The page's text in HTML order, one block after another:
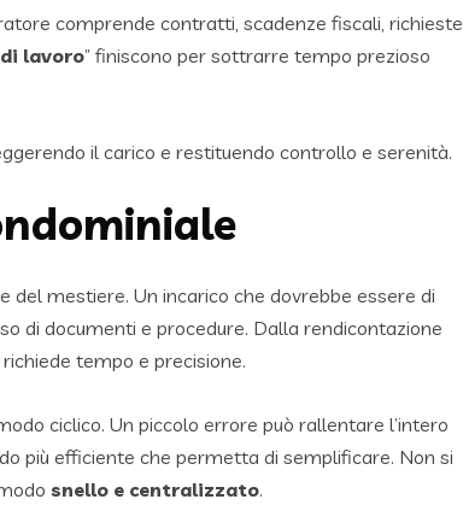
comprende contratti, scadenze fiscali, richieste
lavoro” finiscono per sottrarre tempo prezioso
il carico e restituendo controllo e serenità.
del mestiere. Un incarico che dovrebbe essere di
di documenti e procedure. Dalla rendicontazione
tempo e precisione.
ciclico. Un piccolo errore può rallentare l’intero
più efficiente che permetta di semplificare. Non si
snello e centralizzato.